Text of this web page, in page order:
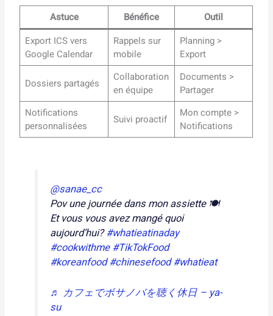
Astuce Bénéfice
Outil
Export ICS vers
Google Calendar
Rappels sur
mobile
Planning >
Export
Dossiers partagés
Collaboration
en équipe
Documents >
Partager
Notifications
personnalisées
Suivi proactif
Mon compte >
Notifications
@sanae_cc
Pov une journée dans mon assiette 🍽️
Et vous vous avez mangé quoi
aujourd’hui?#whatieatinaday
#cookwithme #TikTokFood
#koreanfood #chinesefood #whatieat
♬ カフェでボサノバを聴く休日 – ya-
su